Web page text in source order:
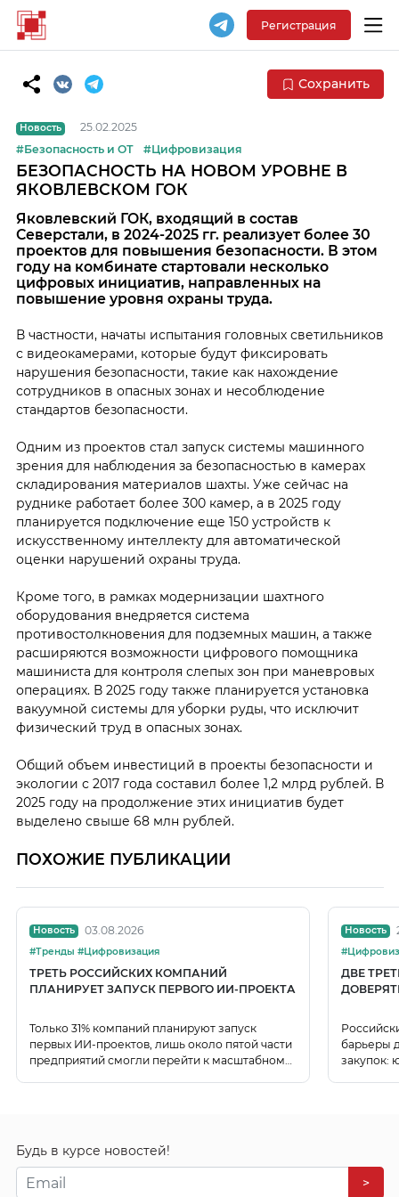
Регистрация
Сохранить
Новость
25.02.2025
#Безопасность и ОТ
#Цифровизация
БЕЗОПАСНОСТЬ НА НОВОМ УРОВНЕ В
ЯКОВЛЕВСКОМ ГОК
Яковлевский ГОК, входящий в состав
Северстали, в 2024-2025 гг. реализует более 30
проектов для повышения безопасности. В этом
году на комбинате стартовали несколько
цифровых инициатив, направленных на
повышение уровня охраны труда.
В частности, начаты испытания головных светильников
с видеокамерами, которые будут фиксировать
нарушения безопасности, такие как нахождение
сотрудников в опасных зонах и несоблюдение
стандартов безопасности.
Одним из проектов стал запуск системы машинного
зрения для наблюдения за безопасностью в камерах
складирования материалов шахты. Уже сейчас на
руднике работает более 300 камер, а в 2025 году
планируется подключение еще 150 устройств к
искусственному интеллекту для автоматической
оценки нарушений охраны труда.
Кроме того, в рамках модернизации шахтного
оборудования внедряется система
противостолкновения для подземных машин, а также
расширяются возможности цифрового помощника
машиниста для контроля слепых зон при маневровых
операциях. В 2025 году также планируется установка
вакуумной системы для уборки руды, что исключит
физический труд в опасных зонах.
Общий объем инвестиций в проекты безопасности и
экологии с 2017 года составил более 1,2 млрд рублей. В
2025 году на продолжение этих инициатив будет
выделено свыше 68 млн рублей.
ПОХОЖИЕ ПУБЛИКАЦИИ
Новость 03.08.2026
#Тренды #Цифровизация
ТРЕТЬ РОССИЙСКИХ КОМПАНИЙ
ПЛАНИРУЕТ ЗАПУСК ПЕРВОГО ИИ-ПРОЕКТА
Только 31% компаний планируют запуск
первых ИИ-проектов, лишь около пятой части
предприятий смогли перейти к масштабному
Новость
ДВЕ
барьеры
закупок:
Будь в курсе новостей!
>